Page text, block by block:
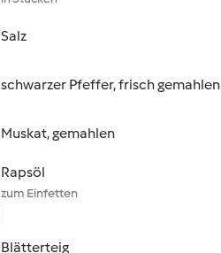
Salz
schwarzer Pfeffer, frisch gemahlen
Muskat, gemahlen
Rapsöl
zum Einfetten
Blätterteig